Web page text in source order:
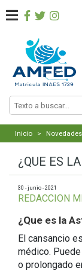
Inicio > Novedades
¿QUE ES
30 - junio - 2021
REDACCION
¿Que es la
El cansancio
médico.
o prolongado